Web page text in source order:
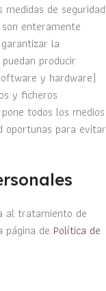
de seguridad
enteramente
la
producir
y hardware)
y ficheros
todos los medios
oportunas para evitar
al tratamiento de
página de Política de